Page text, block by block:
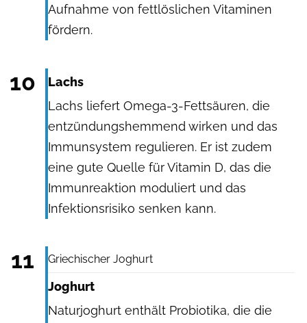
Aufnahme von fettlöslichen Vitaminen
fördern.
10
Lachs
Lachs liefert Omega-3-Fettsäuren, die
entzündungshemmend wirken und das
Immunsystem regulieren. Er ist zudem
eine gute Quelle für Vitamin D, das die
Immunreaktion moduliert und das
Infektionsrisiko senken kann.
11 Griechischer Joghurt
Joghurt
Naturjoghurt enthält Probiotika, die die